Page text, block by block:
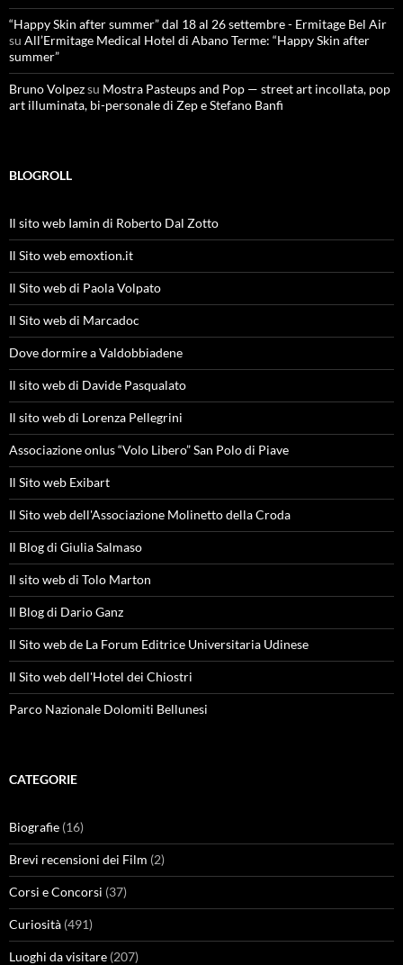
“Happy Skin after summer” dal 18 al 26 settembre - Ermitage Bel Air
su All’Ermitage Medical Hotel di Abano Terme: “Happy Skin after
summer”
Bruno Volpezsu Mostra Pasteups and Pop — street art incollata, pop
art illuminata, bi-personale di Zep e Stefano Banfi
BLOGROLL
Il sito web Iamin di Roberto Dal Zotto
Il Sito web emoxtion.it
Il Sito web di Paola Volpato
Il Sito web di Marcadoc
Dove dormire a Valdobbiadene
Il sito web di Davide Pasqualato
Il sito web di Lorenza Pellegrini
Associazione onlus “Volo Libero” San Polo di Piave
Il Sito web Exibart
Il Sito web dell'Associazione Molinetto della Croda
Il Blog di Giulia Salmaso
Il sito web di Tolo Marton
Il Blog di Dario Ganz
Il Sito web de La Forum Editrice Universitaria Udinese
Il Sito web dell'Hotel dei Chiostri
Parco Nazionale Dolomiti Bellunesi
CATEGORIE
Biografie (16)
Brevi recensioni dei Film (2)
Corsi e Concorsi (37)
Curiosità (491)
Luoghi da visitare (207)